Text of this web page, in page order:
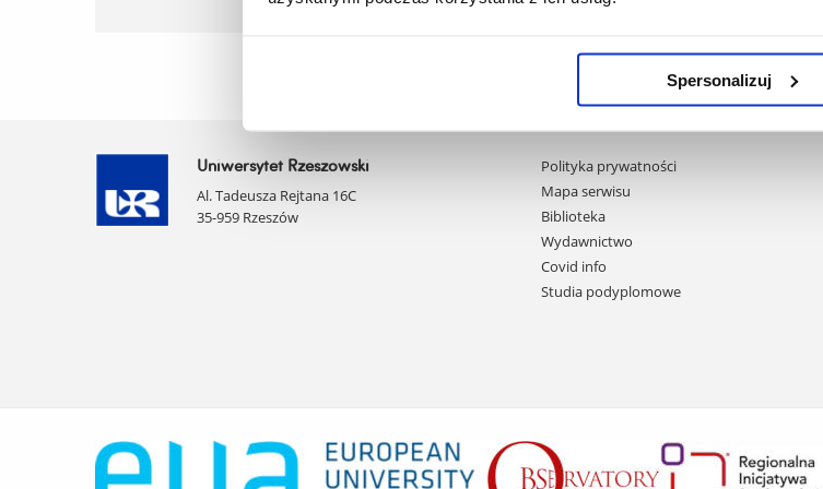
Spersonalizuj
Uniwersytet Rzeszowski
Al. Tadeusza Rejtana 16C
35-959 Rzeszów
Pomiń
nawigację
i
przejdź
do
treści
Polityka prywatności
Mapa serwisu
Biblioteka
Wydawnictwo
Covid info
Studia podyplomowe